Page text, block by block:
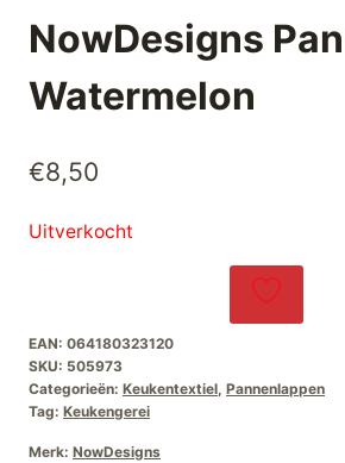
NowDesigns
Watermelon
€8,50
Uitverkocht
EAN: 064180323120
SKU: 505973
Categorieën: Keukentextiel, Pannenlappen
Tag: Keukengerei
Merk: NowDesigns